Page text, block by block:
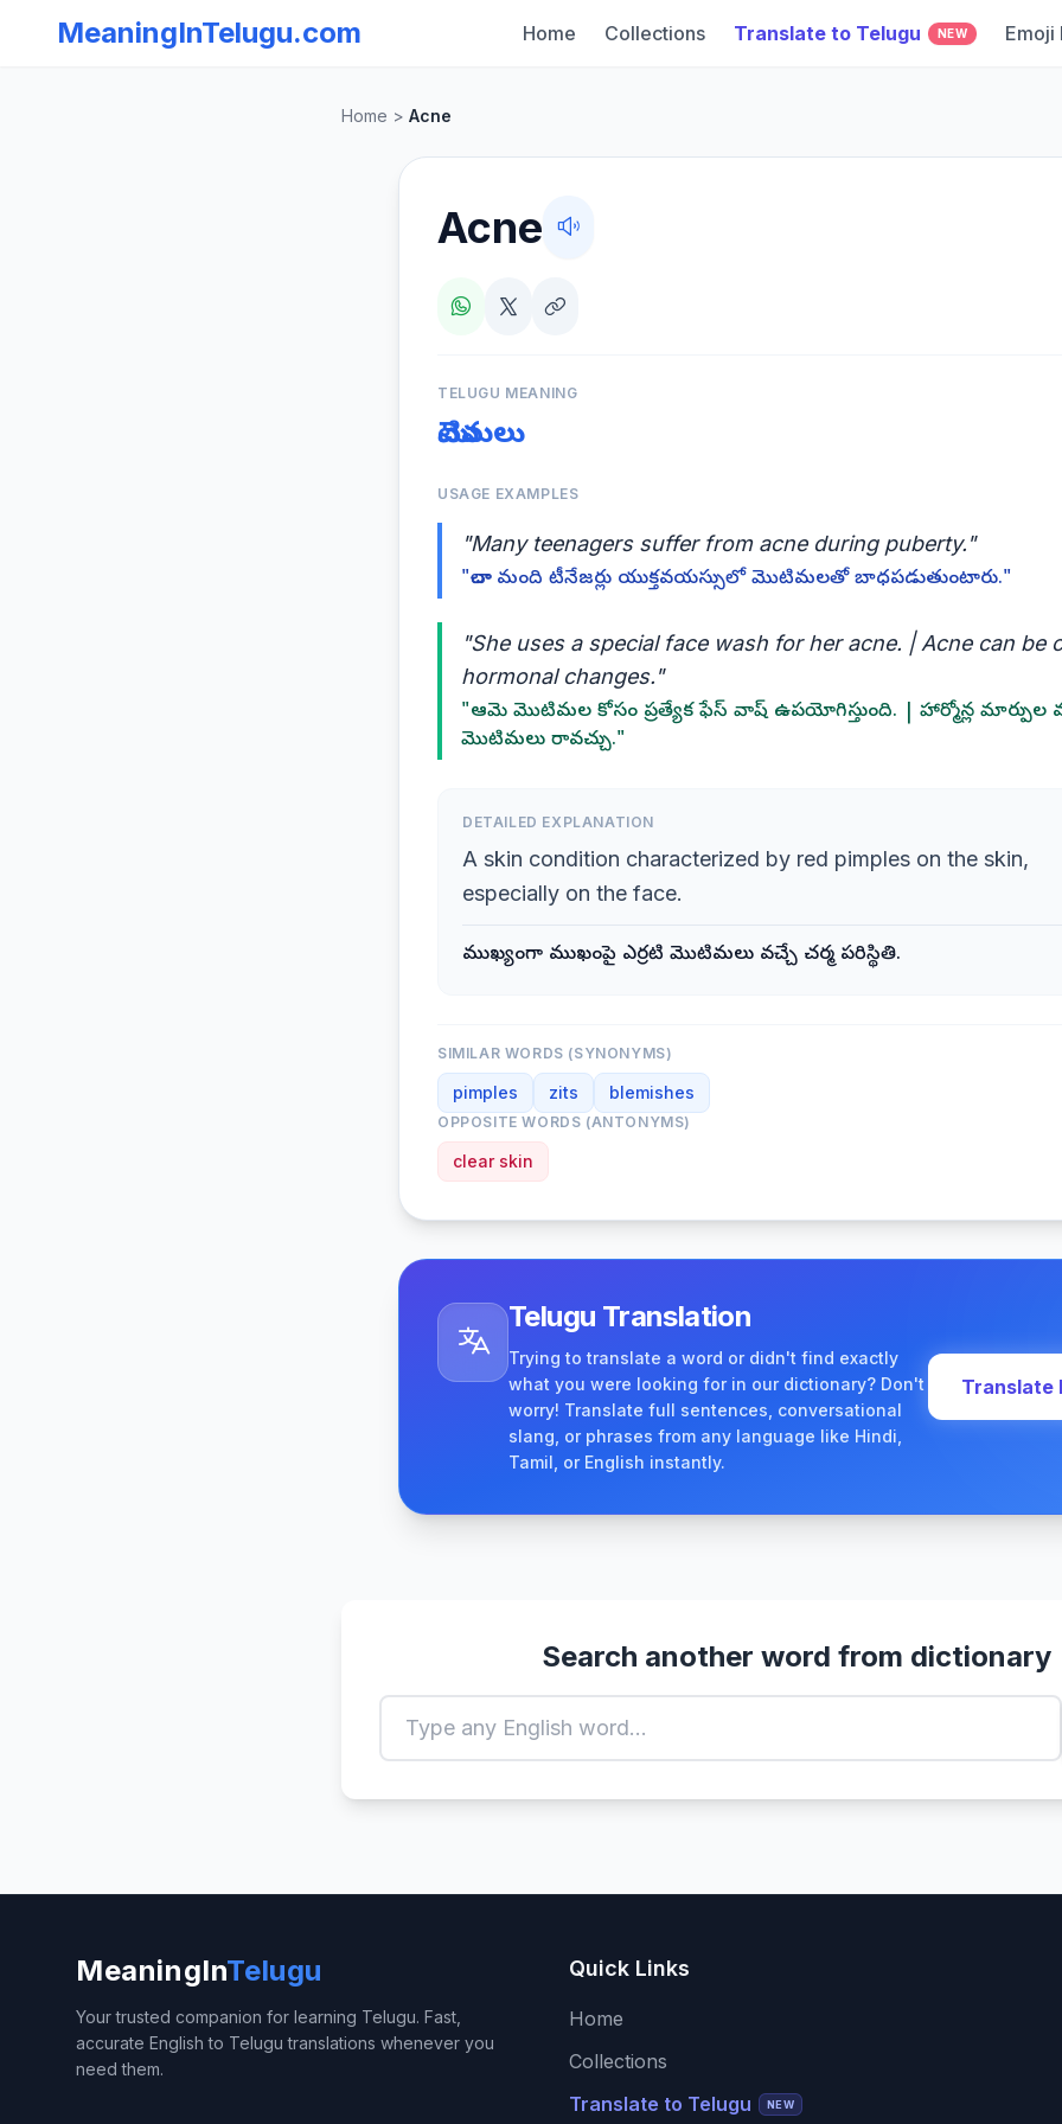
MeaningInTelugu.com Home Collections Translate to Telugu NEW Emoji
Home > Acne
Acne
TELUGU MEANING
మొటిమలు
USAGE EXAMPLES
"Many teenagers suffer from acne during puberty."
"చాలా మంది టీనేజర్లు యుక్తవయస్సులో మొటిమలతో బాధపడుతుంటారు."
"She uses a special face wash for her acne. | Acne can be
hormonal changes."
"ఆమె మొటిమల కోసం ప్రత్యేక ఫేస్ వాష్ ఉపయోగిస్తుంది. | హార్మోన్ల మార్పుల
మొటిమలు రావచ్చు."
DETAILED EXPLANATION
A skin condition characterized by red pimples on the skin,
especially on the face.
ముఖ్యంగా ముఖంపై ఎర్రటి మొటిమలు వచ్చే చర్మ పరిస్థితి.
SIMILAR WORDS (SYNONYMS)
pimples zits blemishes
OPPOSITE WORDS (ANTONYMS)
clear skin
Telugu Translation
Trying to translate a word or didn't find exactly
what you were looking for in our dictionary? Don't
worry! Translate full sentences, conversational
slang, or phrases from any language like Hindi,
Tamil, or English instantly.
Translate
Search another word from dictionary
MeaningInTelugu
Your trusted companion for learning Telugu. Fast,
accurate English to Telugu translations whenever you
need them.
Quick Links
Home
Collections
Translate to Telugu
NEW